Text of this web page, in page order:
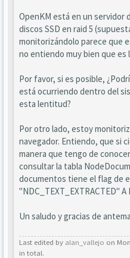
OpenKM está en un servidor
discos SSD en raid 5
monitorizándolo parece que
no entiendo muy bien que es
Por favor, si es posible,
está ocurriendo dentro del
esta lentitud?
Por otro lado, estoy
navegador. Entiendo, que si
manera que tengo de
consultar la tabla
documentos tiene el flag de
"NDC_TEXT_EXTRACTED" A
Un saludo y gracias de
Last edited by alan_vallejo on
in total.